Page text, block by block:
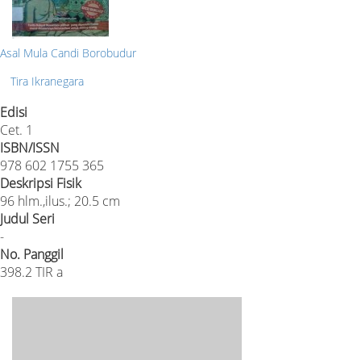
Asal Mula Candi Borobudur
Tira Ikranegara
Edisi
Cet. 1
ISBN/ISSN
978 602 1755 365
Deskripsi Fisik
96 hlm.,ilus.; 20.5 cm
Judul Seri
-
No. Panggil
398.2 TIR a